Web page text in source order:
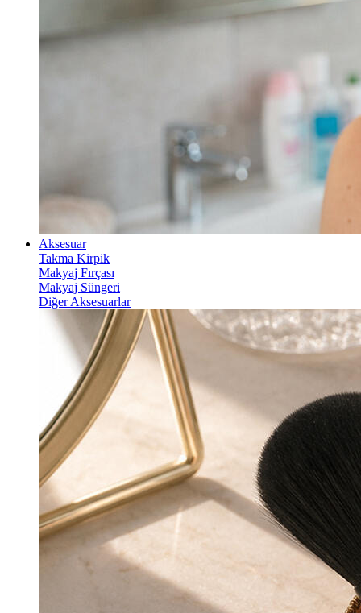
Aksesuar
Takma Kirpik
Makyaj Fırçası
Makyaj Süngeri
Diğer Aksesuarlar